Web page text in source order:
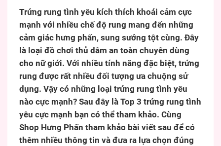
Trứng rung tình yêu kích thích khoái cảm cực
mạnh với nhiều chế độ rung mang đến những
cảm giác hưng phấn, sung sướng tột cùng. Đây
là loại đồ chơi thủ dâm an toàn chuyên dùng
cho nữ giới. Với nhiều tính năng đặc biệt, trứng
rung được rất nhiều đối tượng ưa chuộng sử
dụng. Vậy có những loại trứng rung tình yêu
nào cực mạnh? Sau đây là Top 3 trứng rung tình
yêu cực mạnh bạn có thể tham khảo. Cùng
Shop Hưng Phấn tham khảo bài viết sau để có
thêm nhiều thông tin và đưa ra lựa chọn đúng